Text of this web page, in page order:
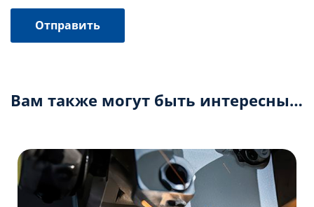
Вам также могут быть интересны…